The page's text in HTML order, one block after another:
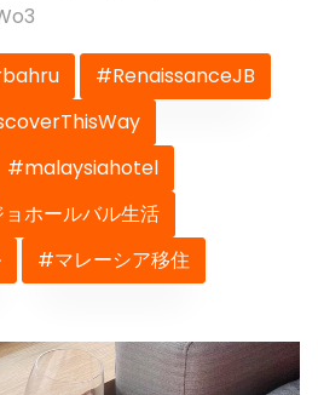
#RenaissanceJB
#malaysiahotel
ホールバル生活
#マレーシア移住